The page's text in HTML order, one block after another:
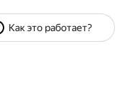
Как это работает?